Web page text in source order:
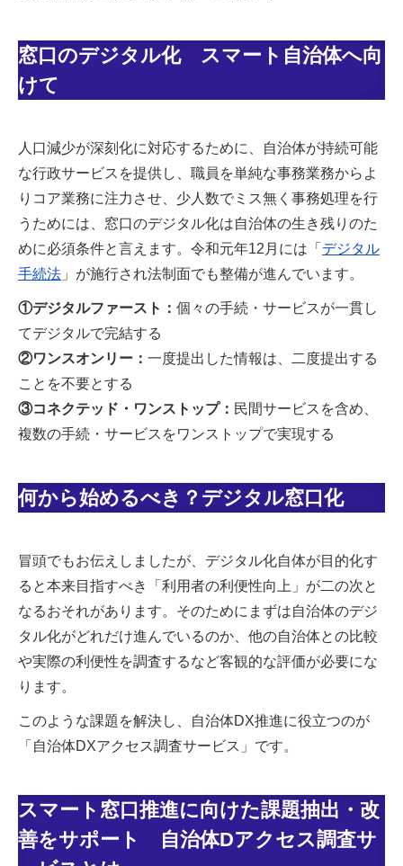
窓口のデジタル化 スマート自治体へ向
けて
人口減少が深刻化に対応するために、自治体が持続可能
な行政サービスを提供し、職員を単純な事務業務からよ
りコア業務に注力させ、少人数でミス無く事務処理を行
うためには、窓口のデジタル化は自治体の生き残りのた
めに必須条件と言えます。令和元年12月には「 デジタル
手続法 」が施行され法制面でも整備が進んでいます。
①デジタルファースト： 個々の手続・サービスが一貫し
てデジタルで完結する
②ワンスオンリー： 一度提出した情報は、二度提出する
ことを不要とする
③コネクテッド・ワンストップ： 民間サービスを含め、
複数の手続・サービスをワンストップで実現する
何から始めるべき？デジタル窓口化
冒頭でもお伝えしましたが、デジタル化自体が目的化す
ると本来目指すべき「利用者の利便性向上」が二の次と
なるおそれがあります。そのためにまずは自治体のデジ
タル化がどれだけ進んでいるのか、他の自治体との比較
や実際の利便性を調査するなど客観的な評価が必要にな
ります。
このような課題を解決し、自治体DX推進に役立つのが
「自治体DXアクセス調査サービス」です。
スマート窓口推進に向けた課題抽出・改
善をサポート 自治体Dアクセス調査サ